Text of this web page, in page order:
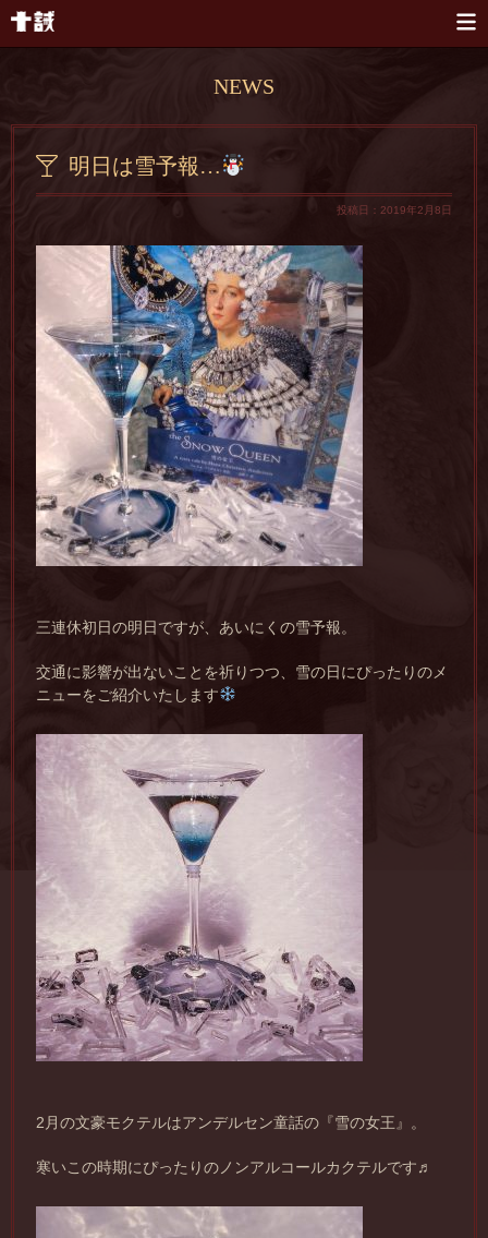
NEWS
明日は雪予報…
投稿日：2019年2月8日
三連休初日の明日ですが、あいにくの雪予報。
交通に影響が出ないことを祈りつつ、雪の日にぴったりのメ
ニューをご紹介いたします
2月の文豪モクテルはアンデルセン童話の『雪の女王』。
寒いこの時期にぴったりのノンアルコールカクテルです♬